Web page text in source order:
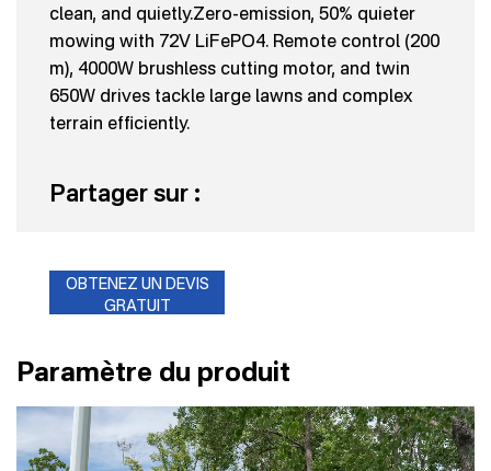
clean, and quietly.Zero-emission, 50% quieter
mowing with 72V LiFePO4. Remote control (200
m), 4000W brushless cutting motor, and twin
650W drives tackle large lawns and complex
terrain efficiently.
Partager sur :
OBTENEZ UN DEVIS
GRATUIT
Paramètre du produit